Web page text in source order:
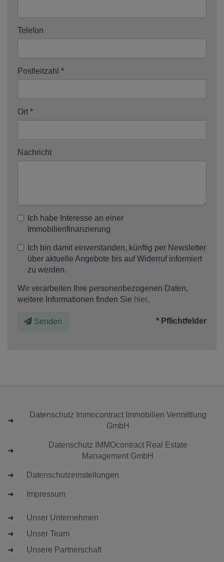
Telefon
Postleitzahl
Ort
Nachricht
Ich habe Interesse an einer
Immobilienfinanzierung
Ich bin damit einverstanden, künftig per Newsletter
über aktuelle Angebote bis auf Widerruf informiert
zu werden.
Wir verarbeiten Ihre personenbezogenen Daten,
weitere Informationen finden Sie hier.
Senden * Pflichtfelder
Datenschutz Immocontract Immobilien Vermittlung
GmbH
Datenschutz IMMOcontract Real Estate
Management GmbH
Datenschutzeinstellungen
Impressum
Unser Unternehmen
Unser Team
Unsere Partnerschaft